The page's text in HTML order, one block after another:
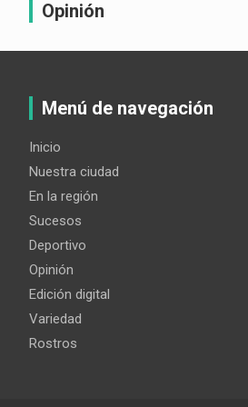
Opinión
Menú de navegación
Inicio
Nuestra ciudad
En la región
Sucesos
Deportivo
Opinión
Edición digital
Variedad
Rostros